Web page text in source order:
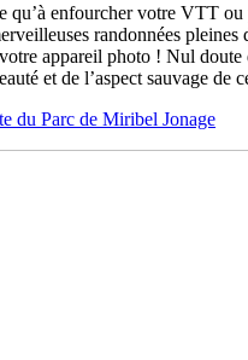
qu’à enfourcher votre VTT ou
randonnées pleines
appareil photo ! Nul doute
et de l’aspect sauvage de
du Parc de Miribel Jonage